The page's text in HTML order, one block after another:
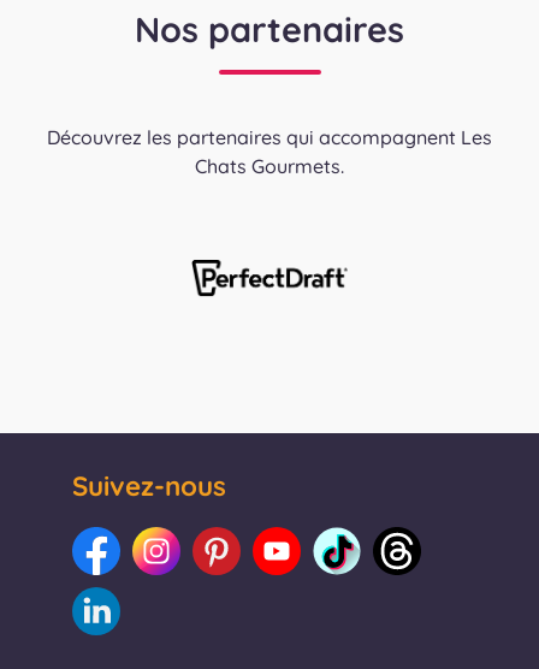
Nos partenaires
Découvrez les partenaires qui accompagnent Les
Chats Gourmets.
Suivez-nous